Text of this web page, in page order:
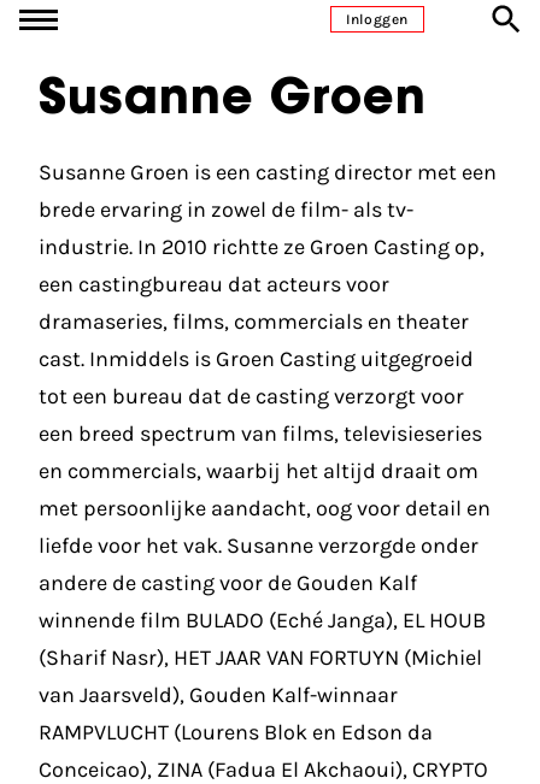
Ga naar inhoudInloggen
Susanne Groen
Susanne Groen is een casting director met een
brede ervaring in zowel de film- als tv-
industrie. In 2010 richtte ze Groen Casting op,
een castingbureau dat acteurs voor
dramaseries, films, commercials en theater
cast. Inmiddels is Groen Casting uitgegroeid
tot een bureau dat de casting verzorgt voor
een breed spectrum van films, televisieseries
en commercials, waarbij het altijd draait om
met persoonlijke aandacht, oog voor detail en
liefde voor het vak. Susanne verzorgde onder
andere de casting voor de Gouden Kalf
winnende film BULADO (Eché Janga), EL HOUB
(Sharif Nasr), HET JAAR VAN FORTUYN (Michiel
van Jaarsveld), Gouden Kalf-winnaar
RAMPVLUCHT (Lourens Blok en Edson da
Conceicao), ZINA (Fadua El Akchaoui), CRYPTO